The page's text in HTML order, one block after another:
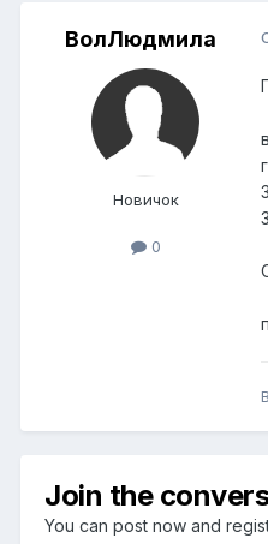
ВолЛюдмила
Новичок
0
Join the
You can post now and